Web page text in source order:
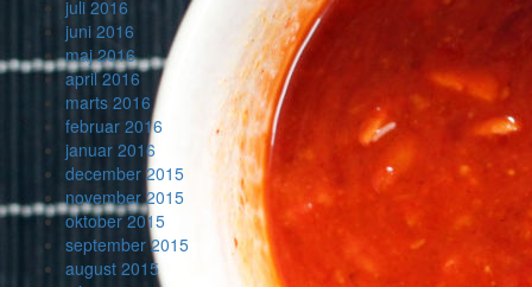
juli 2016
juni 2016
maj 2016
april 2016
marts 2016
februar 2016
januar 2016
december 2015
november 2015
oktober 2015
september 2015
august 2015